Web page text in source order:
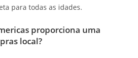
para todas as idades.
proporciona uma
local?